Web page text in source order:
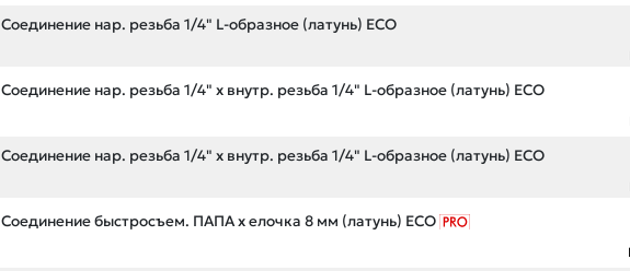
Соединение нар. резьба 1/4" L-образное (латунь) ECO
Соединение нар. резьба 1/4" х внутр. резьба 1/4" L-образное (латунь) ECO
Соединение нар. резьба 1/4" х внутр. резьба 1/4" L-образное (латунь) ECO
Соединение быстросъем. ПАПА х елочка 8 мм (латунь) ECO